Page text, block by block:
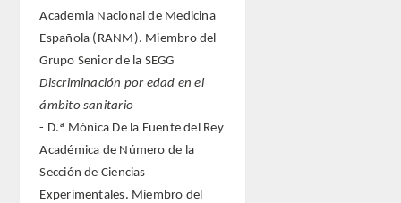
Academia Nacional de Medicina
Española (RANM). Miembro del
Grupo Senior de la SEGG
Discriminación por edad en el
ámbito sanitario
- D.ª Mónica De la Fuente del Rey
Académica de Número de la
Sección de Ciencias
Experimentales. Miembro del